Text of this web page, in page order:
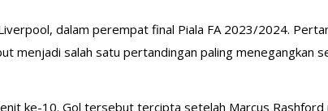
dalam perempat final Piala FA 2023/2024.
menjadi salah satu pertandingan paling menegangkan
ke-10. Gol tersebut tercipta setelah Marcus Rashford